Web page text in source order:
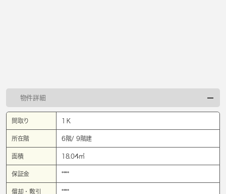
物件詳細
間取り 1Ｋ
所在階 6階/ 9階建
面積 18.04㎡
保証金 ****
償却・敷引 ****